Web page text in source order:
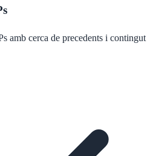
amb cerca de precedents i contingut